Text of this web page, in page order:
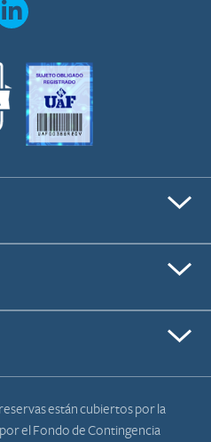
están cubiertos por la
el Fondo de Contingencia